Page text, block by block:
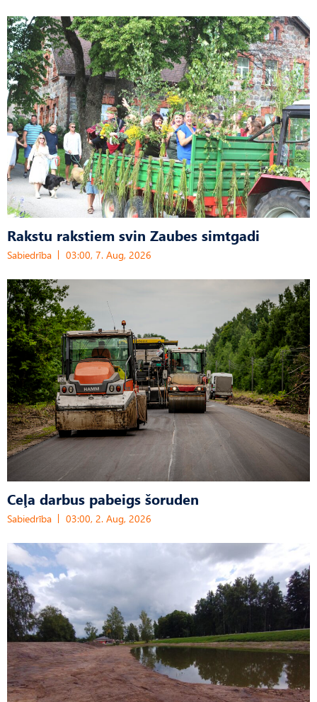
Rakstu rakstiem svin Zaubes simtgadi
Sabiedrība 03:00, 7. Aug, 2026
Ceļa darbus pabeigs šoruden
Sabiedrība 03:00, 2. Aug, 2026